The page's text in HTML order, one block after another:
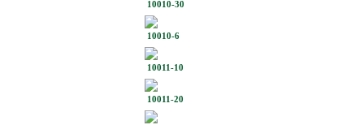
10010-30
10010-6
10011-10
10011-20